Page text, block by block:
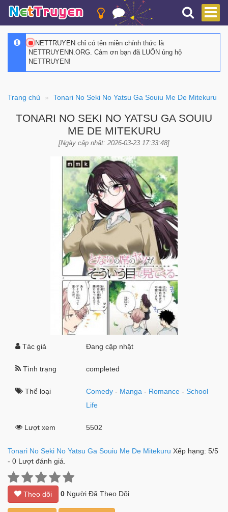
NETTRUYEN chỉ có tên miền chính thức là
NETTRUYENN.ORG. Cảm ơn bạn đã LUÔN ủng hộ
NETTRUYEN!
Trang chủ Tonari No Seki No Yatsu Ga Souiu Me De Mitekuru
TONARI NO SEKI NO YATSU GA SOUIU
ME DE MITEKURU
[Ngày cập nhật: 2026-03-23 17:33:48]
Tác giả Đang cập nhật
Tình trạng completed
Thể loại Comedy - Manga - Romance -School
Life
Lượt xem 5502
Tonari No Seki No Yatsu Ga Souiu Me De Mitekuru Xếp hạng: 5/5
- 0 Lượt đánh giá.
Theo dõi 0 Người Đã Theo Dõi